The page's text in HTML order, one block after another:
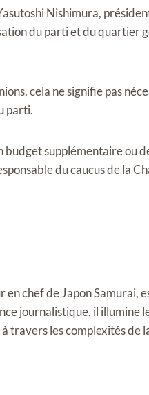
Nishimura,
du parti et du quartier
cela ne signifie pas
parti.
budget supplémentaire ou
du caucus de la
chef de Japon Samurai,
journalistique, il illumine
travers les complexités de